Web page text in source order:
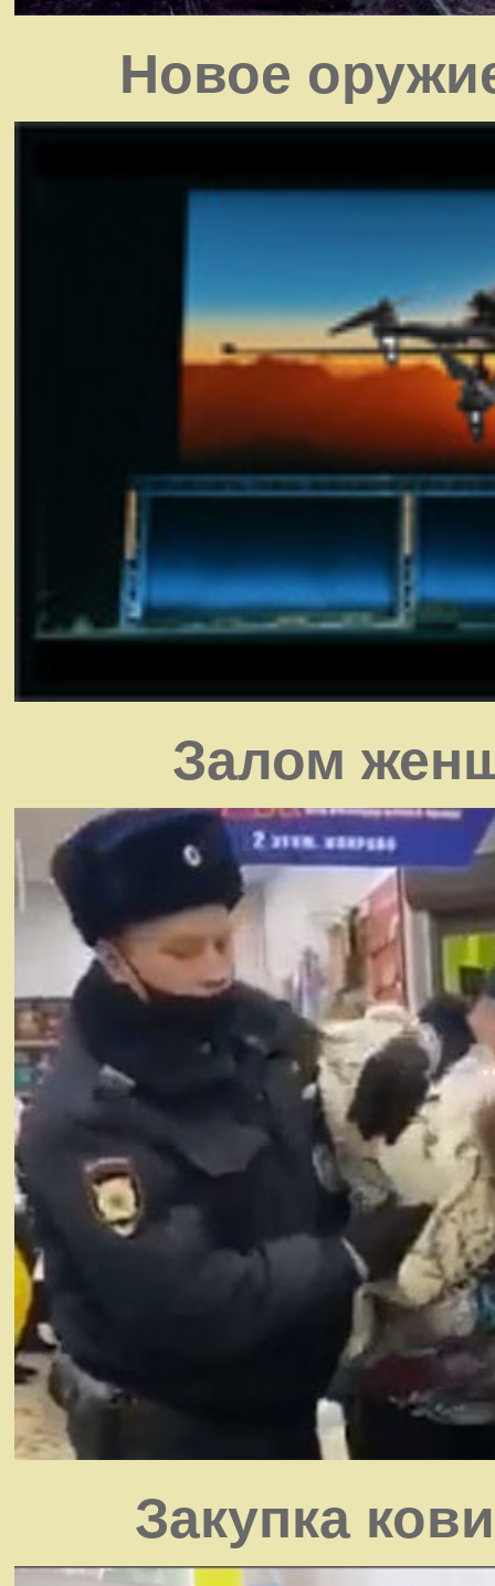
Новое
Залом
Закупка